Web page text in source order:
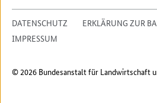
DATENSCHUTZ
ERKLÄRUNG ZUR
IMPRESSUM
© 2026 Bundesanstalt für Landwirtschaft